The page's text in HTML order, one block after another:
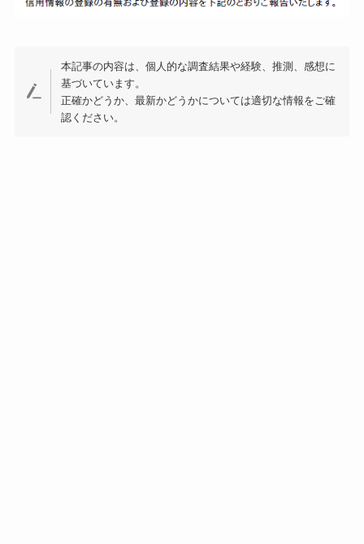
本記事の内容は、個人的な調査結果や経験、推測、感想に
基づいています。
正確かどうか、最新かどうかについては適切な情報をご確
認ください。